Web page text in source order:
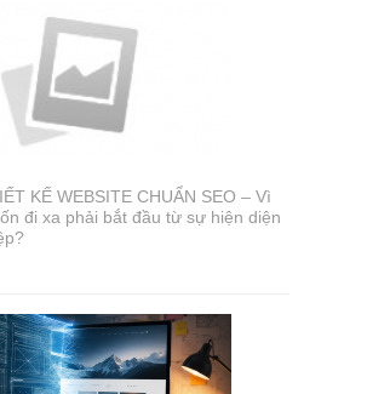
KẾ WEBSITE CHUẨN SEO – Vì
đi xa phải bắt đầu từ sự hiện diện